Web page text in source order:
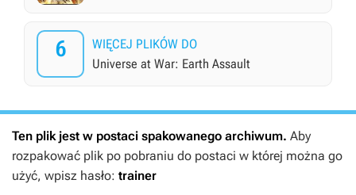
6
WIĘCEJ PLIKÓW DO
Universe at War: Earth Assault
Ten plik jest w postaci spakowanego archiwum. Aby
rozpakować plik po pobraniu do postaci w której można go
użyć, wpisz hasło: trainer